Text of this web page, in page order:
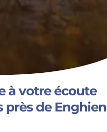
à votre écoute
près de Enghien